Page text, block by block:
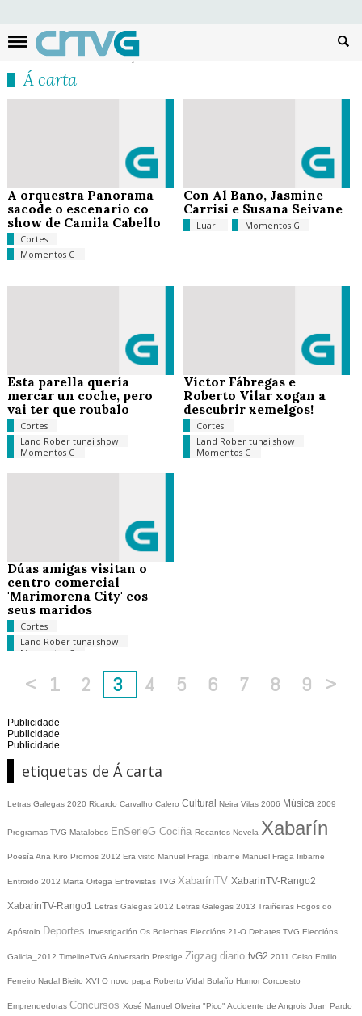
Á carta
A orquestra Panorama
sacode o escenario co
show de Camila Cabello
Cortes
Momentos G
Con Al Bano, Jasmine
Carrisi e Susana Seivane
Luar Momentos G
Esta parella quería
mercar un coche, pero
vai ter que roubalo
Cortes
Land Rober tunai show
Momentos G
Víctor Fábregas e
Roberto Vilar xogan a
descubrir xemelgos!
Cortes
Land Rober tunai show
Momentos G
Dúas amigas visitan o
centro comercial
'Marimorena City' cos
seus maridos
Cortes
Land Rober tunai show
Momentos G
< 1 2 3 4 5 6 7 8 9 >
Publicidade
Publicidade
Publicidade
etiquetas de Á carta
Letras Galegas 2020 Ricardo Carvalho Calero Cultural Neira Vilas 2006 Música 2009
Programas TVG Matalobos EnSerieG Cociña Recantos Novela Xabarín
Poesía Ana Kiro Promos 2012 Era visto Manuel Fraga Iribarne Manuel Fraga Iribarne
Entroido 2012 Marta Ortega Entrevistas TVG XabarínTV XabarinTV-Rango2
XabarinTV-Rango1 Letras Galegas 2012 Letras Galegas 2013 Traiñeiras Fogos do
Apóstolo Deportes Investigación Os Bolechas Eleccións 21-O Debates TVG Eleccións
Galicia_2012 TimelineTVG Aniversario Prestige Zigzag diario tvG2 2011 Celso Emilio
Ferreiro Nadal Bieito XVI O novo papa Roberto Vidal Bolaño Humor Corcoesto
Emprendedoras Concursos Xosé Manuel Olveira "Pico" Accidente de Angrois Juan Pardo